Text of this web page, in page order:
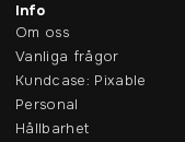
Info
Om oss
Vanliga frågor
Kundcase: Pixable
Personal
Hållbarhet